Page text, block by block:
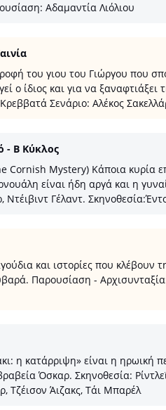
Αδαμαντία Λιόλιου
του γιου του Γιώργου που
ο ίδιος και για να
Σενάριο: Αλέκος
- B Κύκλος
Mystery) Kάποια κυρία
είναι ήδη αργά και η
Γέλαντ.
και ιστορίες που κλέβουν
Παρουσίαση -
η κατάρριψη» είναι η
Όσκαρ. Σκηνοθεσία:
Τζέισον Άιζακς, Τάι Μπαρέλ